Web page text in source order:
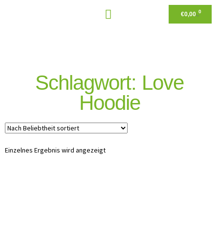
€0,00 0
Schlagwort: Love
Hoodie
Einzelnes Ergebnis wird angezeigt